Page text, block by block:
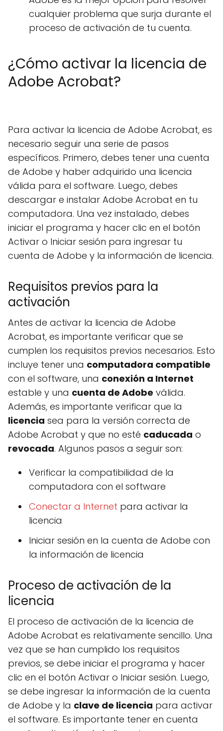
cualquier problema que surja durante el
proceso de activación de tu cuenta.
¿Cómo activar la licencia de
Adobe Acrobat?
Para activar la licencia de Adobe Acrobat, es
necesario seguir una serie de pasos
específicos. Primero, debes tener una cuenta
de Adobe y haber adquirido una licencia
válida para el software. Luego, debes
descargar e instalar Adobe Acrobat en tu
computadora. Una vez instalado, debes
iniciar el programa y hacer clic en el botón
Activar o Iniciar sesión para ingresar tu
cuenta de Adobe y la información de licencia.
Requisitos previos para la
activación
Antes de activar la licencia de Adobe
Acrobat, es importante verificar que se
cumplen los requisitos previos necesarios. Esto
incluye tener una computadora compatible
con el software, una conexión a Internet
estable y una cuenta de Adobe válida.
Además, es importante verificar que la
licencia sea para la versión correcta de
Adobe Acrobat y que no esté caducada o
revocada. Algunos pasos a seguir son:
Verificar la compatibilidad de la
computadora con el software
Conectar a Internet para activar la
licencia
Iniciar sesión en la cuenta de Adobe con
la información de licencia
Proceso de activación de la
licencia
El proceso de activación de la licencia de
Adobe Acrobat es relativamente sencillo. Una
vez que se han cumplido los requisitos
previos, se debe iniciar el programa y hacer
clic en el botón Activar o Iniciar sesión. Luego,
se debe ingresar la información de la cuenta
de Adobe y la clave de licencia para activar
el software. Es importante tener en cuenta